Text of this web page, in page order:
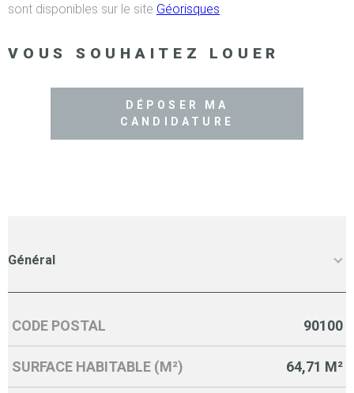
sont disponibles sur le site Géorisques
VOUS SOUHAITEZ LOUER
DÉPOSER MA
CANDIDATURE
Général
Caractérisque Valeurs
CODE POSTAL 90100
SURFACE HABITABLE (M²) 64,71 M²